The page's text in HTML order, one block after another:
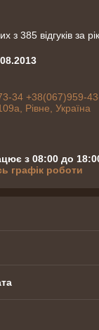
з 385 відгуків за рік
34 +38(067)959-
Рівне, Україна
з 08:00 до
графік роботи